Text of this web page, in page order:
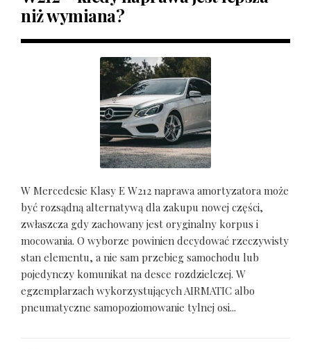
niż wymiana?
W Mercedesie Klasy E W212 naprawa amortyzatora może
być rozsądną alternatywą dla zakupu nowej części,
zwłaszcza gdy zachowany jest oryginalny korpus i
mocowania. O wyborze powinien decydować rzeczywisty
stan elementu, a nie sam przebieg samochodu lub
pojedynczy komunikat na desce rozdzielczej. W
egzemplarzach wykorzystujących AIRMATIC albo
pneumatyczne samopoziomowanie tylnej osi...